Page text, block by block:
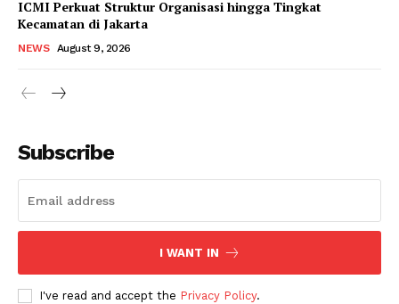
SUBSCRIBE NOW
About
Contact
ICMI Perkuat Struktur Organisasi hingga Tingkat
Kecamatan di Jakarta
NEWS August 9, 2026
Subscribe
I WANT IN
I've read and accept the Privacy Policy.